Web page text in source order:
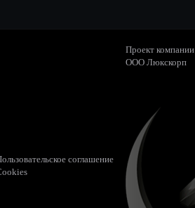
соглашение
Проект компании
ООО Люкскорп